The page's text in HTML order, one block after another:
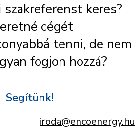
szakreferenst keres?
cégét
tenni, de nem
fogjon hozzá?
Segítünk!
iroda@encoenergy.hu